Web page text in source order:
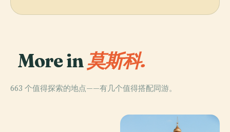
More in莫斯科.
663 个值得探索的地点——有几个值得搭配同游。